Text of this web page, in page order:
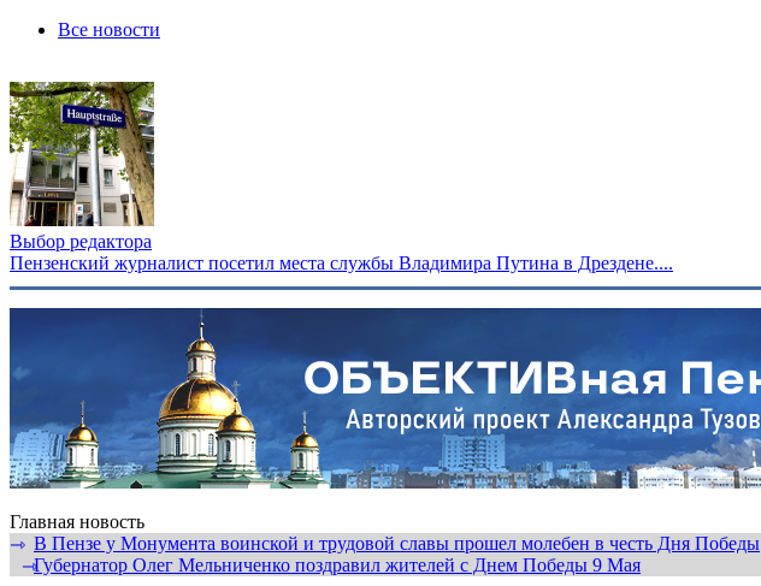
Все новости
Выбор редактора
Пензенский журналист посетил места службы Владимира Путина в Дрездене....
Главная новость
⇾ В Пензе у Монумента воинской и трудовой славы прошел молебен в честь Дня Победы
⇾Губернатор Олег Мельниченко поздравил жителей с Днем Победы 9 Мая